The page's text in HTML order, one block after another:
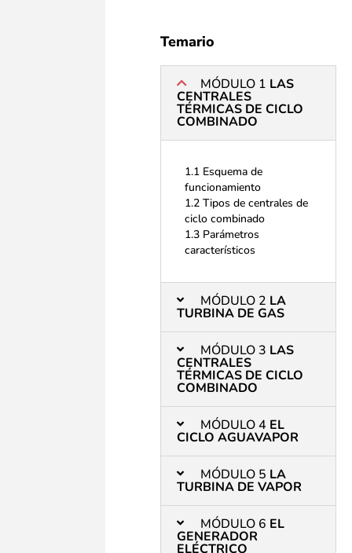
Temario
MÓDULO 1 LAS
CENTRALES
TÉRMICAS DE CICLO
COMBINADO
1.1 Esquema de
funcionamiento
1.2 Tipos de centrales de
ciclo combinado
1.3 Parámetros
característicos
MÓDULO 2 LA
TURBINA DE GAS
MÓDULO 3 LAS
CENTRALES
TÉRMICAS DE CICLO
COMBINADO
MÓDULO 4 EL
CICLO AGUAVAPOR
MÓDULO 5 LA
TURBINA DE VAPOR
MÓDULO 6 EL
GENERADOR
ELÉCTRICO